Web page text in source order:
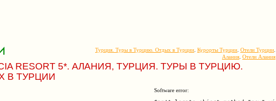
Турция. Туры в Турцию. Отдых в Турции Курорты Турции Отели Турции
Алания Отели Алания
RESORT 5*. АЛАНИЯ, ТУРЦИЯ. ТУРЫ В ТУРЦИЮ.
В ТУРЦИИ
Software error: